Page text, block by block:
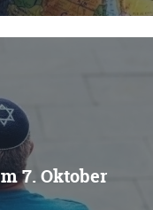
7. Oktober